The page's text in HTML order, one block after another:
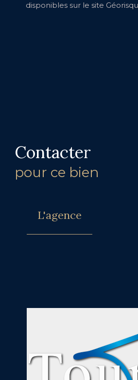
disponibles sur le site
Contacter
pour ce bien
L'agence